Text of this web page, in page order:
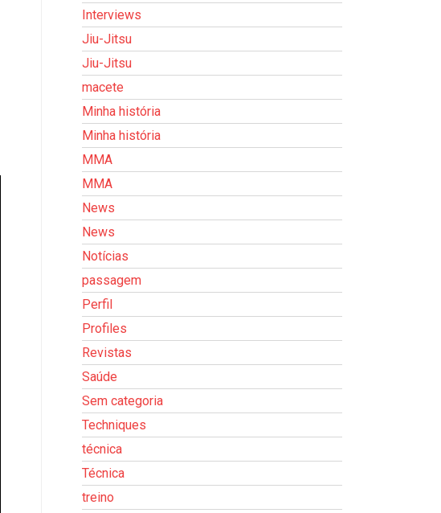
Interviews
Jiu-Jitsu
Jiu-Jitsu
macete
Minha história
Minha história
MMA
MMA
News
News
Notícias
passagem
Perfil
Profiles
Revistas
Saúde
Sem categoria
Techniques
técnica
Técnica
treino